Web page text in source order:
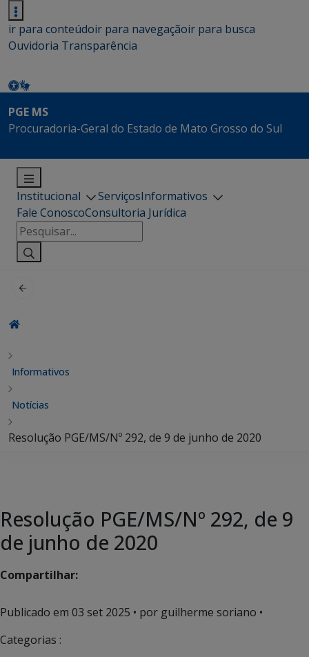
ir para conteúdoir para navegaçãoir para busca
Ouvidoria Transparência
PGE MS
Procuradoria-Geral do Estado de Mato Grosso do Sul
Institucional ServiçosInformativos
Fale ConoscoConsultoria Jurídica
Pesquisar
por:
Informativos
Notícias
Resolução PGE/MS/Nº 292, de 9 de junho de 2020
Resolução PGE/MS/Nº 292, de 9
de junho de 2020
Compartilhar:
Publicado em 03 set 2025 • por guilherme soriano •
Categorias :